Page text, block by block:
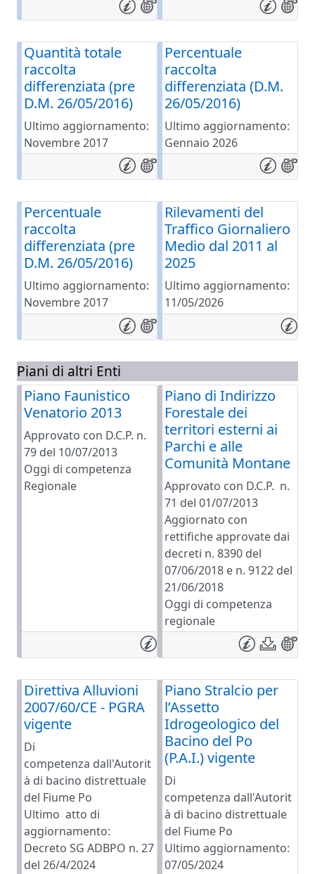
Quantità totale
raccolta
differenziata (pre
D.M. 26/05/2016)
Ultimo aggiornamento:
Novembre 2017
Percentuale
raccolta
differenziata (D.M.
26/05/2016)
Ultimo aggiornamento:
Gennaio 2026
Percentuale
raccolta
differenziata (pre
D.M. 26/05/2016)
Ultimo aggiornamento:
Novembre 2017
Rilevamenti del
Traffico Giornaliero
Medio dal 2011 al
2025
Ultimo aggiornamento:
11/05/2026
Piani di altri Enti
Piano Faunistico
Venatorio 2013
Approvato con D.C.P. n.
79 del 10/07/2013
Oggi di competenza
Regionale
Piano di Indirizzo
Forestale dei
territori esterni ai
Parchi e alle
Comunità Montane
Approvato con D.C.P. n.
71 del 01/07/2013
Aggiornato con
rettifiche approvate dai
decreti n. 8390 del
07/06/2018 e n. 9122 del
21/06/2018
Oggi di competenza
regionale
Direttiva Alluvioni
2007/60/CE - PGRA
vigente
Di
competenza dall'Autorit
à di bacino distrettuale
del Fiume Po
Ultimo atto di
aggiornamento:
Decreto SG ADBPO n. 27
del 26/4/2024
Piano Stralcio per
l’Assetto
Idrogeologico del
Bacino del Po
(P.A.I.) vigente
Di
competenza dall'Autorit
à di bacino distrettuale
del Fiume Po
Ultimo aggiornamento:
07/05/2024